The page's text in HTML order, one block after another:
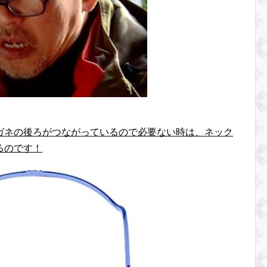
の後ろがつながっているので必要ない時は、ネック
です！